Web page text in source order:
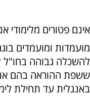
אינם פטורים מלימודי
מועמדות ומועמדים
להשכלה גבוהה בחו"ל
ששפת ההוראה בהם
באנגלית עד תחילת